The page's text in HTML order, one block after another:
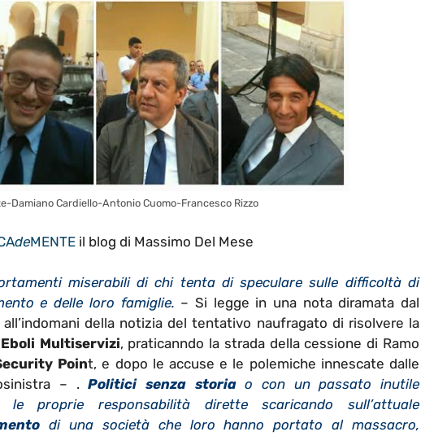
Damiano Cardiello-Antonio Cuomo-Francesco Rizzo
deMENTE il blog di Massimo Del Mese
miserabili di chi tenta di speculare sulle difficoltà di
e delle loro famiglie. – Si legge in una nota diramata dal
all’indomani della notizia del tentativo naufragato di risolvere la
Eboli Multiservizi, praticanndo la strada della cessione di Ramo
Point, e dopo le accuse e le polemiche innescate dalle
– .Politici senza storiao con un passato inutile
proprie responsabilità dirette scaricando sull’attuale
di una società che loro hanno portato al massacro,